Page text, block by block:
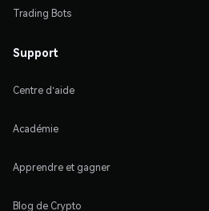
Trading Bots
Support
Centre d'aide
Académie
Apprendre et gagner
Blog de Crypto